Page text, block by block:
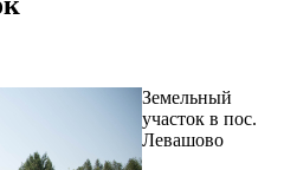
Земельный
участок в пос.
Левашово